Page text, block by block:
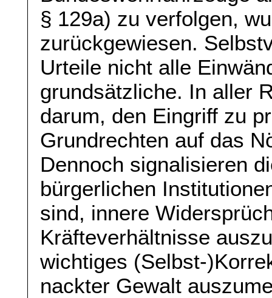
§ 129a) zu verfolgen,
zurückgewiesen.
Urteile nicht alle
grundsätzliche. In aller
darum, den Eingriff zu
Grundrechten auf das
Dennoch signalisieren
bürgerlichen
sind, innere
Kräfteverhältnisse
wichtiges (Selbst-
nackter Gewalt